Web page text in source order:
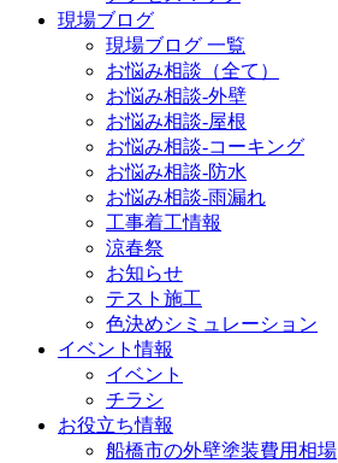
現場ブログ
現場ブログ 一覧
お悩み相談（全て）
お悩み相談-外壁
お悩み相談-屋根
お悩み相談-コーキング
お悩み相談-防水
お悩み相談-雨漏れ
工事着工情報
涼春祭
お知らせ
テスト施工
色決めシミュレーション
イベント情報
イベント
チラシ
お役立ち情報
船橋市の外壁塗装費用相場